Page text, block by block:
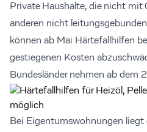
Private Haushalte, die nicht mit
anderen nicht
können ab Mai Härtefallhilfen
gestiegenen Kosten
Bundesländer nehmen ab dem
Bei Eigentumswohnungen liegt